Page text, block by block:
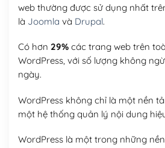
web thường được sử dụng nhất
là Joomla và Drupal.
Có hơn 29%các trang web trên
WordPress, với số lượng không
ngày.
WordPress không chỉ là một nền
một hệ thống quản lý nội dung
WordPress là một trong những